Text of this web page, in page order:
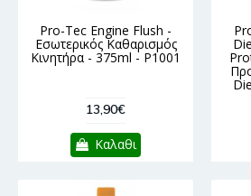
Pro-Tec Engine Flush -
Εσωτερικός Καθαρισμός
Κινητήρα - 375ml - P1001
13,90€
Καλαθι